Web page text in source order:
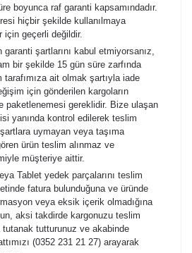
boyunca raf garanti kapsamındadır.
hiçbir şekilde kullanılmaya
için geçerli değildir.
garanti şartlarını kabul etmiyorsanız,
bir şekilde 15 gün süre zarfında
tarafımıza ait olmak şartıyla iade
için gönderilen kargoların
paketlenemesi gereklidir. Bize ulaşan
yanında kontrol edilerek teslim
şartlara uymayan veya taşıma
ürün teslim alınmaz ve
müşteriye aittir.
Tablet yedek parçalarını teslim
fatura bulunduğuna ve üründe
veya eksik içerik olmadığına
aksi takdirde kargonuzu teslim
tutanak tutturunuz ve akabinde
(0352 231 21 27) arayarak